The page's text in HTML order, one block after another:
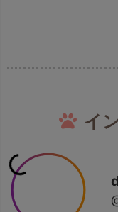
イ